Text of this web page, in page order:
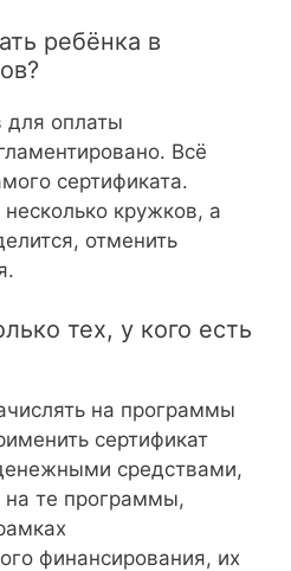
ребёнка в
для оплаты
Всё
сертификата.
кружков, а
отменить
тех, у кого есть
на программы
сертификат
средствами,
на те программы,
финансирования, их